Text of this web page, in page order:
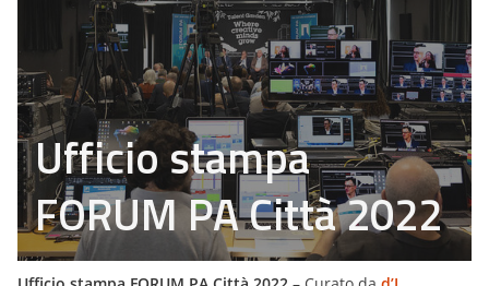
Ufficio stampa
FORUM PA Città 2022